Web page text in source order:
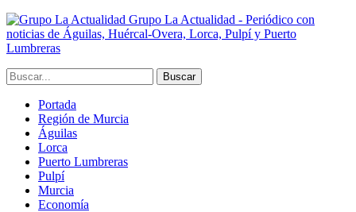
Grupo La Actualidad - Periódico con
noticias de Águilas, Huércal-Overa, Lorca, Pulpí y Puerto
Lumbreras
Portada
Región de Murcia
Águilas
Lorca
Puerto Lumbreras
Pulpí
Murcia
Economía